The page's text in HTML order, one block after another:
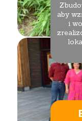
aby
i